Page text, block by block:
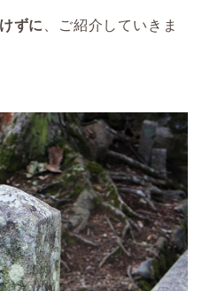
ずに、ご紹介していきま